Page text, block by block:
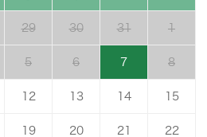
29 30 31 1
5 6 7 8
12 13 14 15
19 20 21 22